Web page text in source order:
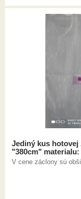
Jediný kus hotovej
"380cm"
V cene záclony sú